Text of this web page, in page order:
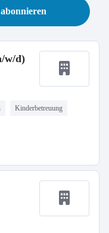
w/d)
Kinderbetreuung